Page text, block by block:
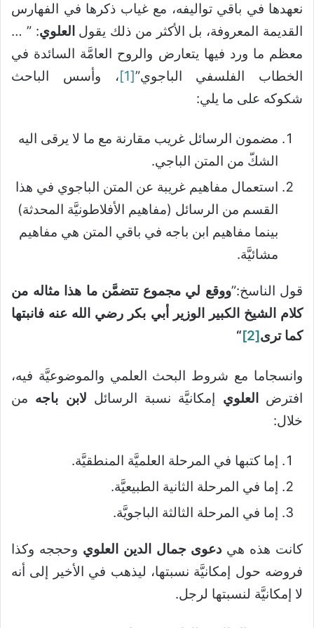
نعهدها في باقي تواليفه، مع غياب ذكرها في الفهارس
القديمة المعروفة، بل الأكثر من ذلك يقول العلوي: ” …
معظم ما ورد فيها يتعارض والروح العامَّة السائدة في
الخطاب الفلسفي الباجوي”[1]
، وأسس الباحث
شكوكه على ما يلي:
مضمون الرسائل غريب مقارنة مع ما لا يرقى اليه
الشكّ من المتن الباجي.
استعمال مفاهيم غريبة عن المتن الباجوي في هذا
القسم من الرسائل (مفاهيم الأفلاطونيَّة المحدثة)
بينما مفاهيم ابن باجه في باقي المتن هي مفاهيم
مشائيَّة.
قول الناسخ:”ووقع لي مجموع تتضمَّن ما هذا مثاله من
كلام الشيخ الكبير الوزير أبي بكر رضي الله عنه فانبتها
كما ترى[2]
“
وانسجاما مع شروط البحث العلمي والموضوعيَّة فيه،
افترض
العلوي إمكانيَّة نسبة الرسائل لابن باجه من
خلال:
إما كتبها في المرحلة العلميَّة المنطقيَّة.
إما في المرحلة الثانية الطبيعيَّة.
إما في المرحلة الثالثة الباجويَّة.
كانت هذه هيدعوى جمال الدين العلوي وحججه وكذا
فروضه حول إمكانيَّة نسبتها، ليذهب في الأخير إلى أنه
لا إمكانيَّة لنسبتها لرجل.